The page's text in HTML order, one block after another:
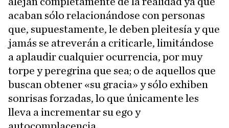
acaban sólo relacionándose con personas
que, supuestamente, le deben pleitesía y que
jamás se atreverán a criticarle, limitándose
a aplaudir cualquier ocurrencia, por muy
torpe y peregrina que sea; o de aquellos que
buscan obtener «su gracia» y sólo exhiben
sonrisas forzadas, lo que únicamente les
lleva a incrementar su ego y